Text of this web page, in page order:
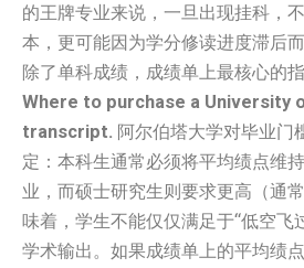
的王牌专业来说，一旦出现挂科，
本，更可能因为学分修读进度滞后而
除了单科成绩，成绩单上最核心的
Where to purchase a University
transcript. 阿尔伯塔大学对毕业门
定：本科生通常必须将平均绩点维
业，而硕士研究生则要求更高（通
味着，学生不能仅仅满足于“低空飞
学术输出。如果成绩单上的平均绩